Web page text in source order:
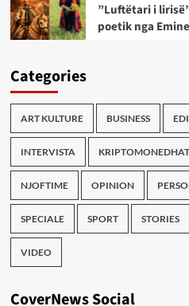
”Luftëtari i
poetik nga
Categories
ART KULTURE BUSINESS
INTERVISTA KRIPTOMONEDHAT
NJOFTIME OPINION
SPECIALE SPORT STORIES
VIDEO
CoverNews Social